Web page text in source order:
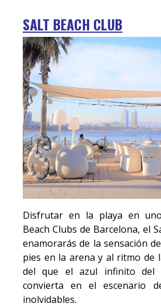
SALT BEACH CLUB
Disfrutar en la playa en
Beach Clubs de Barcelona, el
enamorarás de la sensación
pies en la arena y al ritmo de
del que el azul infinito del
convierta en el escenario
inolvidables.